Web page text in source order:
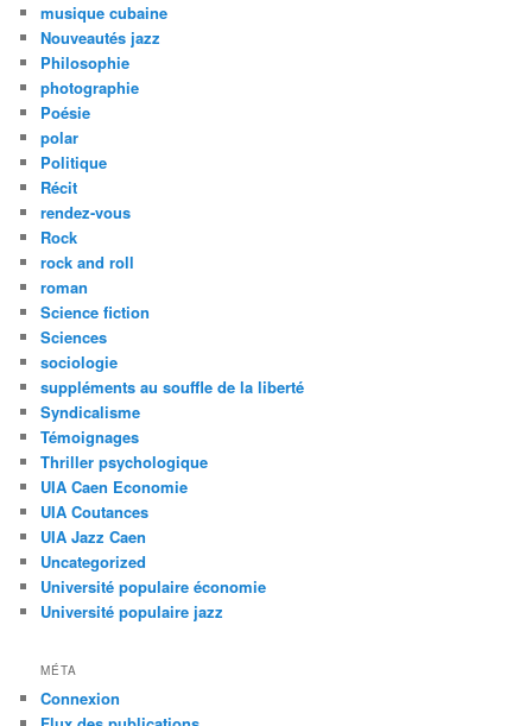
musique cubaine
Nouveautés jazz
Philosophie
photographie
Poésie
polar
Politique
Récit
rendez-vous
Rock
rock and roll
roman
Science fiction
Sciences
sociologie
suppléments au souffle de la liberté
Syndicalisme
Témoignages
Thriller psychologique
UIA Caen Economie
UIA Coutances
UIA Jazz Caen
Uncategorized
Université populaire économie
Université populaire jazz
MÉTA
Connexion